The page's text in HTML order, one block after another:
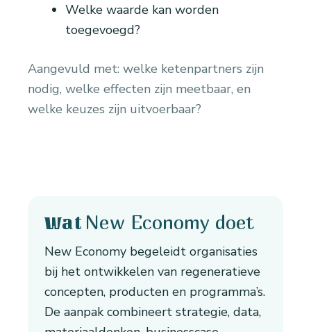
Welke waarde kan worden
toegevoegd?
Aangevuld met: welke ketenpartners zijn
nodig, welke effecten zijn meetbaar, en
welke keuzes zijn uitvoerbaar?
Wat New Economy doet
New Economy begeleidt organisaties
bij het ontwikkelen van regeneratieve
concepten, producten en programma’s.
De aanpak combineert strategie, data,